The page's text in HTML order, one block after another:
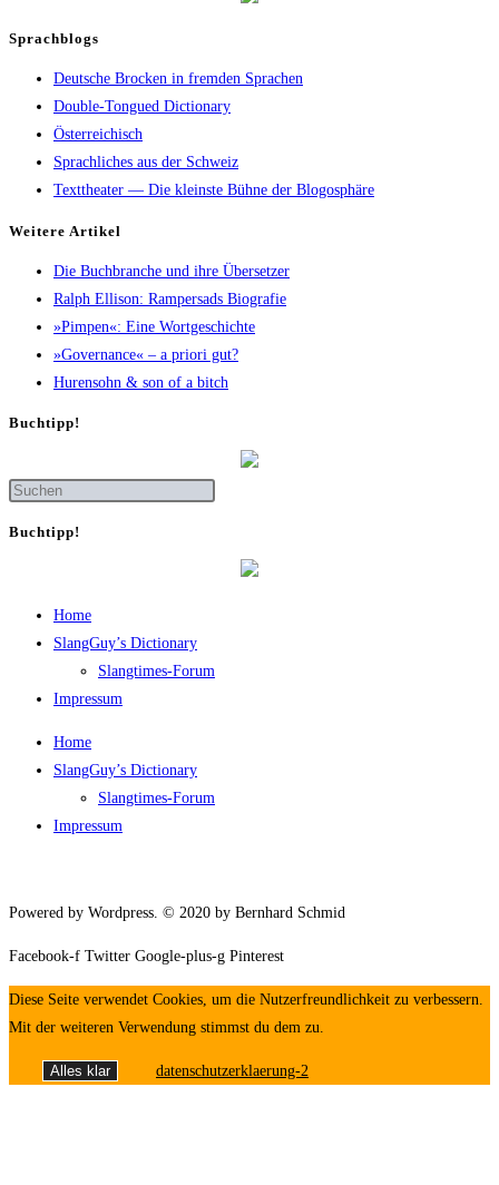
Sprachblogs
Deutsche Brocken in fremden Sprachen
Double-Tongued Dictionary
Österreichisch
Sprachliches aus der Schweiz
Texttheater — Die kleinste Bühne der Blogosphäre
Wei­te­re Artikel
Die Buch­bran­che und ihre Übersetzer
Ralph Elli­son: Ram­pers­ads Biografie
»Pim­pen«: Eine Wortgeschichte
»Gover­nan­ce« – a prio­ri gut?
Huren­sohn & son of a bitch
Buch­tipp!
Buch­tipp!
Home
SlangGuy’s Dic­tion­a­ry
Slang­times-Forum
Impres­sum
Home
SlangGuy’s Dic­tion­a­ry
Slang­times-Forum
Impres­sum
Powered by Wordpress. © 2020 by Bernhard Schmid
Facebook-f Twitter Google-plus-g Pinterest
Diese Seite verwendet Cookies, um die Nutzerfreundlichkeit zu verbessern.
Mit der weiteren Verwendung stimmst du dem zu.
Alles klar datenschutzerklaerung-2